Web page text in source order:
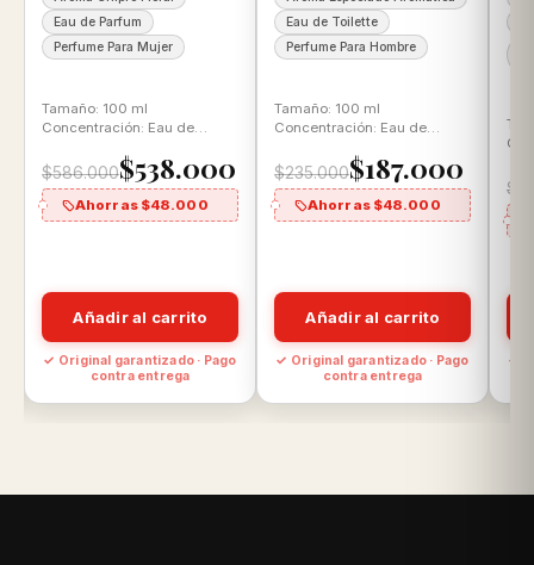
Eau de Parfum
Perfume Para Mujer
Tamaño: 100 ml
Concentración: Eau de
$586.000$538.000
Ahorras $48.000
Añadir al carrito
✓ Original garantizado · Pago
contra entrega
Eau de Toilette
Perfume Para Hombre
Tamaño: 100 ml
Concentración: Eau de
Especiada
$235.000$187.000
Ahorras $48.000
Añadir al carrito
✓ Original garantizado · Pago
contra entrega
✓